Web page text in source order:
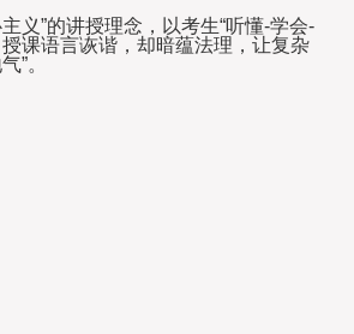
义”的讲授理念，以考生“听懂-学会-
课语言诙谐，却暗蕴法理，让复杂
”。